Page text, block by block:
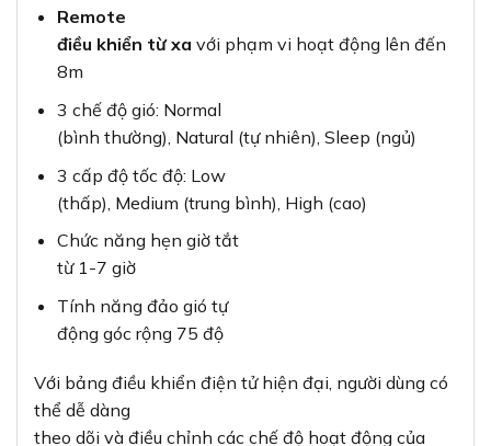
Remote
điều khiển từ xa với phạm vi hoạt động lên đến
8m
3 chế độ gió: Normal
(bình thường), Natural (tự nhiên), Sleep (ngủ)
3 cấp độ tốc độ: Low
(thấp), Medium (trung bình), High (cao)
Chức năng hẹn giờ tắt
từ 1-7 giờ
Tính năng đảo gió tự
động góc rộng 75 độ
Với bảng điều khiển điện tử hiện đại, người dùng có
thể dễ dàng
theo dõi và điều chỉnh các chế độ hoạt động của